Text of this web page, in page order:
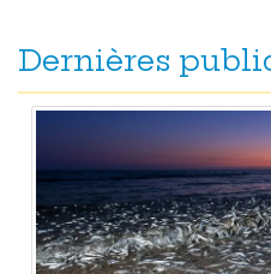
Dernières